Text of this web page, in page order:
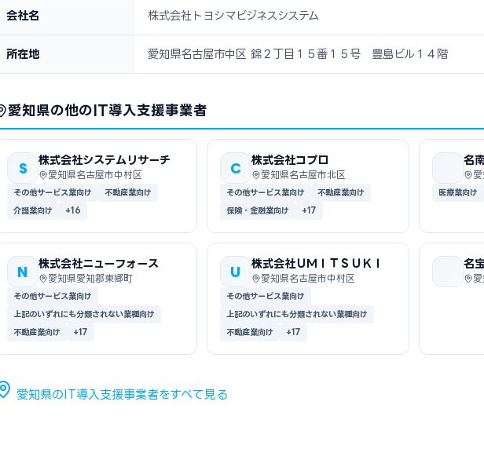
会社名 株式会社トヨシマビジネスシステム
所在地 愛知県名古屋市中区 錦２丁目１５番１５号 豊島ビル１４階
愛知県の他のIT導入支援事業者
S
株式会社システムリサーチ
愛知県名古屋市中村区
その他サービス業向け
不動産業向け
介護業向け
+16
C
株式会社コプロ
愛知県名古屋市北区
その他サービス業向け
不動産業向け
保険・金融業向け
+17
名
医療業向け
N
株式会社ニューフォース
愛知県愛知郡東郷町
その他サービス業向け
上記のいずれにも分類されない業種向け
不動産業向け
+17
U
株式会社ＵＭＩＴＳＵＫＩ
愛知県名古屋市中村区
その他サービス業向け
上記のいずれにも分類されない業種向け
不動産業向け
+17
名
愛知県のIT導入支援事業者をすべて見る